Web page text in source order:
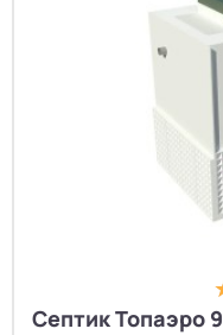
Септик Топаэро 9